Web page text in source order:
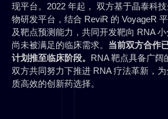
现平台。2022 年起， 双方基于晶泰科
物研发平台，结合 ReviR 的 VoyageR
及靶点预测能力，共同开发靶向 RNA
尚未被满足的临床需求。 当前双方合作
计划推至临床阶段。 RNA 靶点具备广阔
双方共同努力下推进 RNA 疗法革新，
质高效的创新药选择。